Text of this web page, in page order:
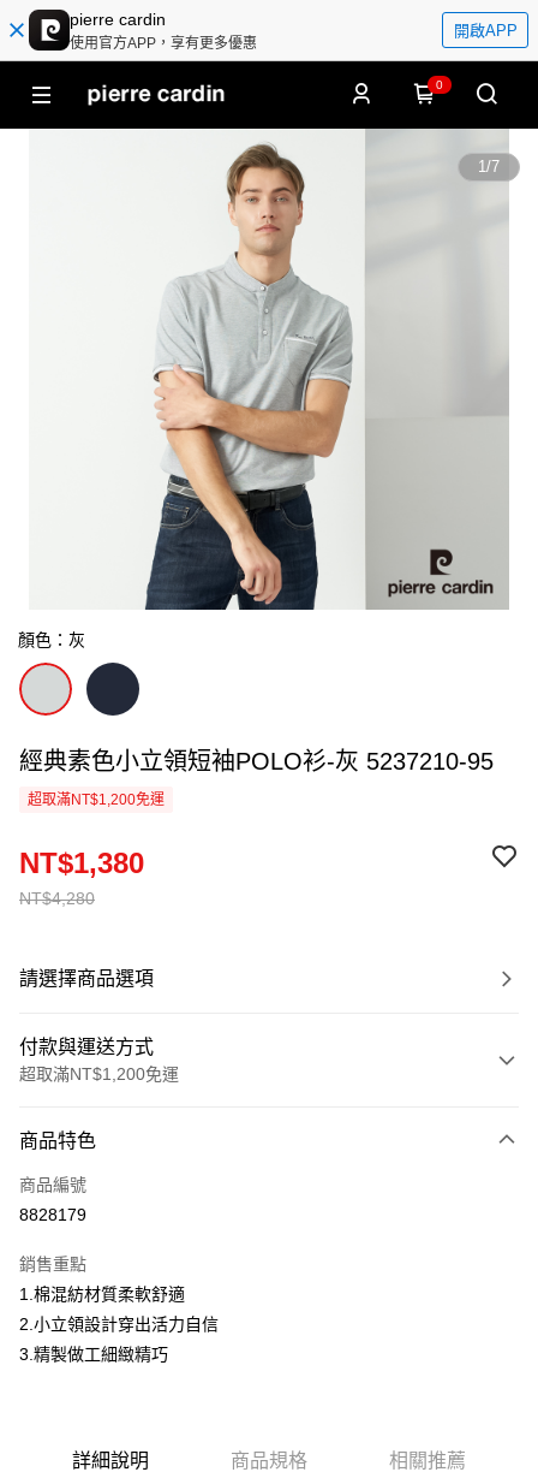
pierre cardin
使用官方APP，享有更多優惠
開啟APP
0
1/7
顏色：灰
經典素色小立領短袖POLO衫-灰 5237210-95
超取滿NT$1,200免運
NT$4,280
NT$1,380
請選擇商品選項
付款與運送方式
超取滿NT$1,200免運
信用卡一次付款
超商取貨付款
Apple Pay
悠遊付
商品特色
商品編號
8828179
銷售重點
1.棉混紡材質柔軟舒適
2.小立領設計穿出活力自信
3.精製做工細緻精巧
詳細說明 商品規格 相關推薦